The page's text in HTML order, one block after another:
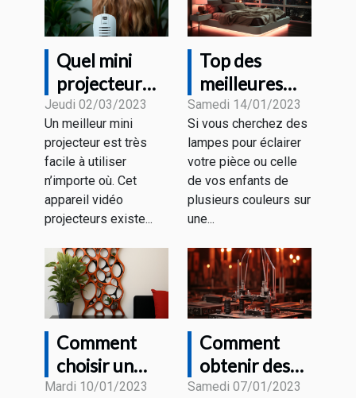
Quel mini
projecteur
faut-il choisir
en 2023 ?
Jeudi 02/03/2023
Un meilleur mini
projecteur est très
facile à utiliser
n’importe où. Cet
appareil vidéo
projecteurs existe...
Top des
meilleures
collections de
CHAMBRE
AESTHETIC
LED du
moment
Samedi 14/01/2023
Si vous cherchez des
lampes pour éclairer
votre pièce ou celle
de vos enfants de
plusieurs couleurs sur
une...
Comment
choisir un
support
Mardi 10/01/2023
Comment
obtenir des
pièces ou des
Samedi 07/01/2023